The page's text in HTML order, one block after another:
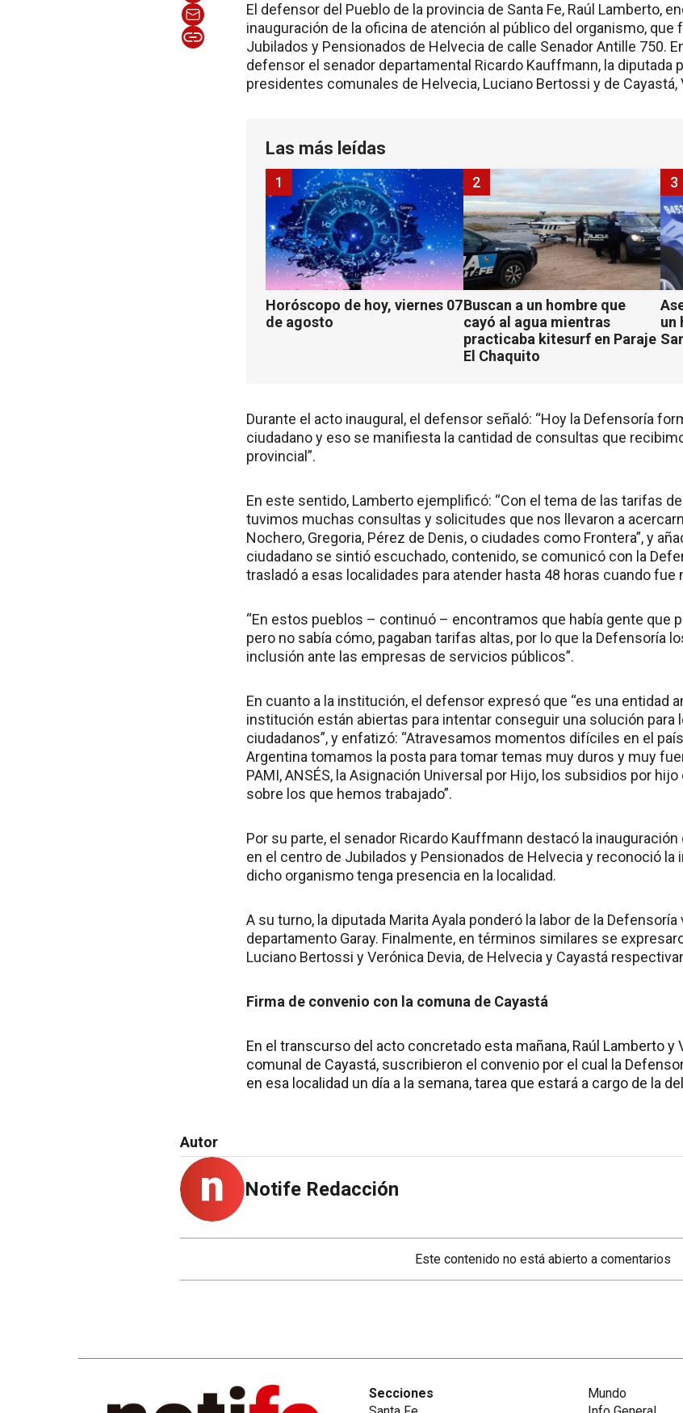
El defensor del Pueblo de la provincia de Santa Fe, Raúl Lamberto,
inauguración de la oficina de atención al público del organismo, que
Jubilados y Pensionados de Helvecia de calle Senador Antille 750.
defensor el senador departamental Ricardo Kauffmann, la diputada
presidentes comunales de Helvecia, Luciano Bertossi y de Cayastá,
Las más leídas
Horóscopo de hoy, viernes 07
de agosto
1
Buscan a un hombre que
cayó al agua mientras
practicaba kitesurf en Paraje
El Chaquito
2
un
3
Durante el acto inaugural, el defensor señaló: “Hoy la Defensoría
ciudadano y eso se manifiesta la cantidad de consultas que
provincial”.
En este sentido, Lamberto ejemplificó: “Con el tema de las tarifas
tuvimos muchas consultas y solicitudes que nos llevaron a
Nochero, Gregoria, Pérez de Denis, o ciudades como Frontera”, y
ciudadano se sintió escuchado, contenido, se comunicó con la
trasladó a esas localidades para atender hasta 48 horas cuando fue
“En estos pueblos – continuó – encontramos que había gente que
pero no sabía cómo, pagaban tarifas altas, por lo que la Defensoría
inclusión ante las empresas de servicios públicos”.
En cuanto a la institución, el defensor expresó que “es una entidad
institución están abiertas para intentar conseguir una solución para
ciudadanos”, y enfatizó: “Atravesamos momentos difíciles en el
Argentina tomamos la posta para tomar temas muy duros y muy
PAMI, ANSÉS, la Asignación Universal por Hijo, los subsidios por
sobre los que hemos trabajado”.
Por su parte, el senador Ricardo Kauffmann destacó la
en el centro de Jubilados y Pensionados de Helvecia y reconoció
dicho organismo tenga presencia en la localidad.
A su turno, la diputada Marita Ayala ponderó la labor de la Defensoría
departamento Garay. Finalmente, en términos similares se
Luciano Bertossi y Verónica Devia, de Helvecia y Cayastá
Firma de convenio con la comuna de Cayastá
En el transcurso del acto concretado esta mañana, Raúl Lamberto y
comunal de Cayastá, suscribieron el convenio por el cual la
en esa localidad un día a la semana, tarea que estará a cargo de la
Autor
Notife Redacción
Este contenido no está abierto a comentarios
Secciones
Mundo